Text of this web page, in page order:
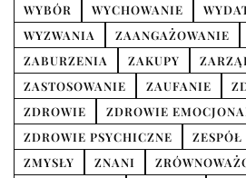
WYBÓR
WYCHOWANIE
WYZWANIA
ZAANGAŻOWANIE
ZABURZENIA
ZAKUPY
ZASTOSOWANIE
ZAUFANIE
ZDROWIE
ZDROWIE
ZDROWIE PSYCHICZNE
ZESPÓŁ
ZMYSŁY
ZNANI